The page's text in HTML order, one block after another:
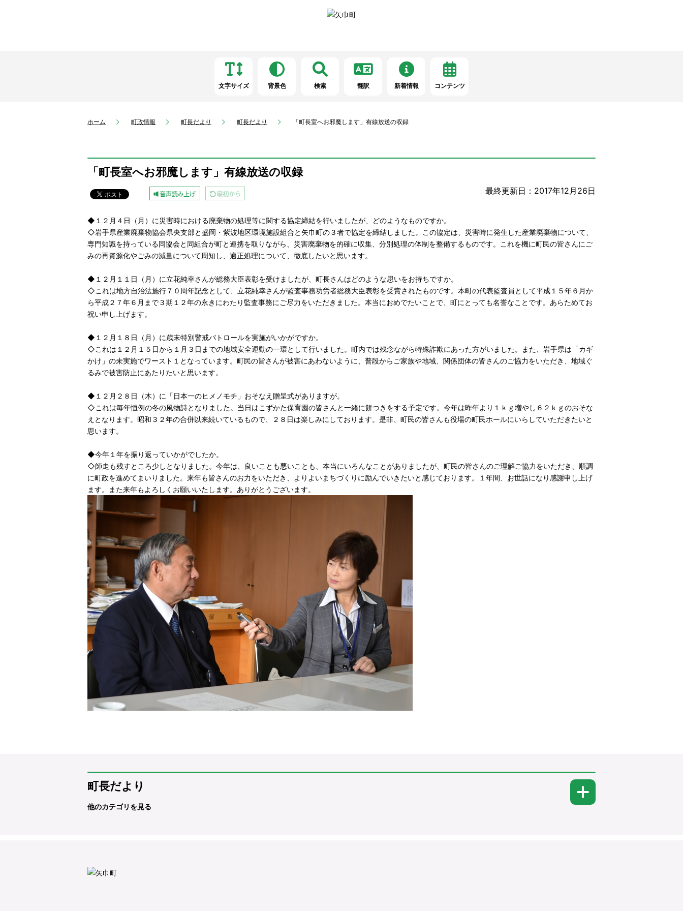
文字サイズ 背景色 検索 翻訳 新着情報 コンテンツ
ホーム 町政情報 町長だより 町長だより 「町長室へお邪魔します」有線放送の収録
「町長室へお邪魔します」有線放送の収録
最終更新日：2017年12月26日
◆１２月４日（月）に災害時における廃棄物の処理等に関する協定締結を行いましたが、どのようなものですか。
◇岩手県産業廃棄物協会県央支部と盛岡・紫波地区環境施設組合と矢巾町の３者で協定を締結しました。この協定は、災害時に発生した産業廃棄物について、
専門知識を持っている同協会と同組合が町と連携を取りながら、災害廃棄物を的確に収集、分別処理の体制を整備するものです。これを機に町民の皆さんにご
みの再資源化やごみの減量について周知し、適正処理について、徹底したいと思います。
◆１２月１１日（月）に立花純幸さんが総務大臣表彰を受けましたが、町長さんはどのような思いをお持ちですか。
◇これは地方自治法施行７０周年記念として、立花純幸さんが監査事務功労者総務大臣表彰を受賞されたものです。本町の代表監査員として平成１５年６月か
ら平成２７年６月まで３期１２年の永きにわたり監査事務にご尽力をいただきました。本当におめでたいことで、町にとっても名誉なことです。あらためてお
祝い申し上げます。
◆１２月１８日（月）に歳末特別警戒パトロールを実施がいかがですか。
◇これは１２月１５日から１月３日までの地域安全運動の一環として行いました。町内では残念ながら特殊詐欺にあった方がいました。また、岩手県は「カギ
かけ」の未実施でワースト１となっています。町民の皆さんが被害にあわないように、普段からご家族や地域、関係団体の皆さんのご協力をいただき、地域ぐ
るみで被害防止にあたりたいと思います。
◆１２月２８日（木）に「日本一のヒメノモチ」おそなえ贈呈式がありますが。
◇これは毎年恒例の冬の風物詩となりました。当日はこずかた保育園の皆さんと一緒に餅つきをする予定です。今年は昨年より１ｋｇ増やし６２ｋｇのおそな
えとなります。昭和３２年の合併以来続いているもので、２８日は楽しみにしております。是非、町民の皆さんも役場の町民ホールにいらしていただきたいと
思います。
◆今年１年を振り返っていかがでしたか。
◇師走も残すところ少しとなりました。今年は、良いことも悪いことも、本当にいろんなことがありましたが、町民の皆さんのご理解ご協力をいただき、順調
に町政を進めてまいりました。来年も皆さんのお力をいただき、よりよいまちづくりに励んでいきたいと感じております。１年間、お世話になり感謝申し上げ
ます。また来年もよろしくお願いいたします。ありがとうございます。
町長だより
他のカテゴリを見る